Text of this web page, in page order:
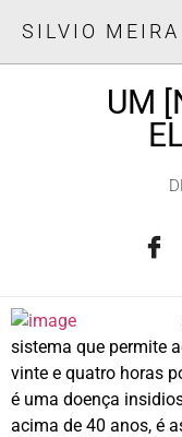
SILVIO MEIRA
UM
sistema que permite
vinte e quatro horas
é uma doença
acima de 40 anos, é